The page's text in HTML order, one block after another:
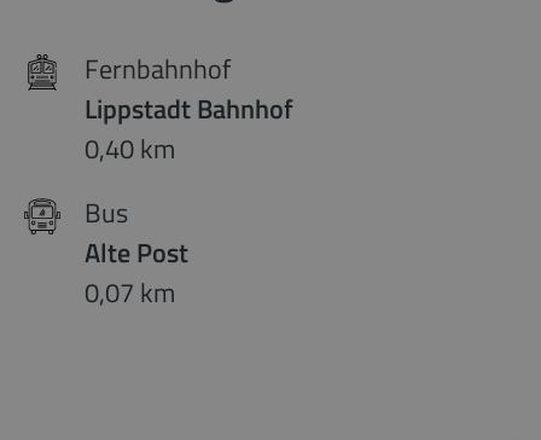
Fernbahnhof
Lippstadt Bahnhof
0,40 km
Bus
Alte Post
0,07 km